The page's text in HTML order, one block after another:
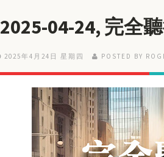
2025-04-24, 完全
2025年4月24日 星期四 POSTED BY